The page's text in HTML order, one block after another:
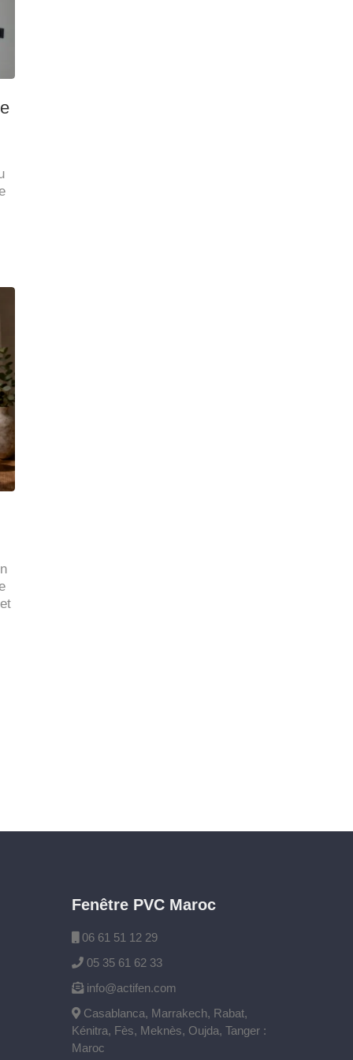
Fenêtre PVC Maroc
06 61 51 12 29
05 35 61 62 33
info@actifen.com
Casablanca, Marrakech, Rabat,
Kénitra, Fès, Meknès, Oujda, Tanger :
Maroc